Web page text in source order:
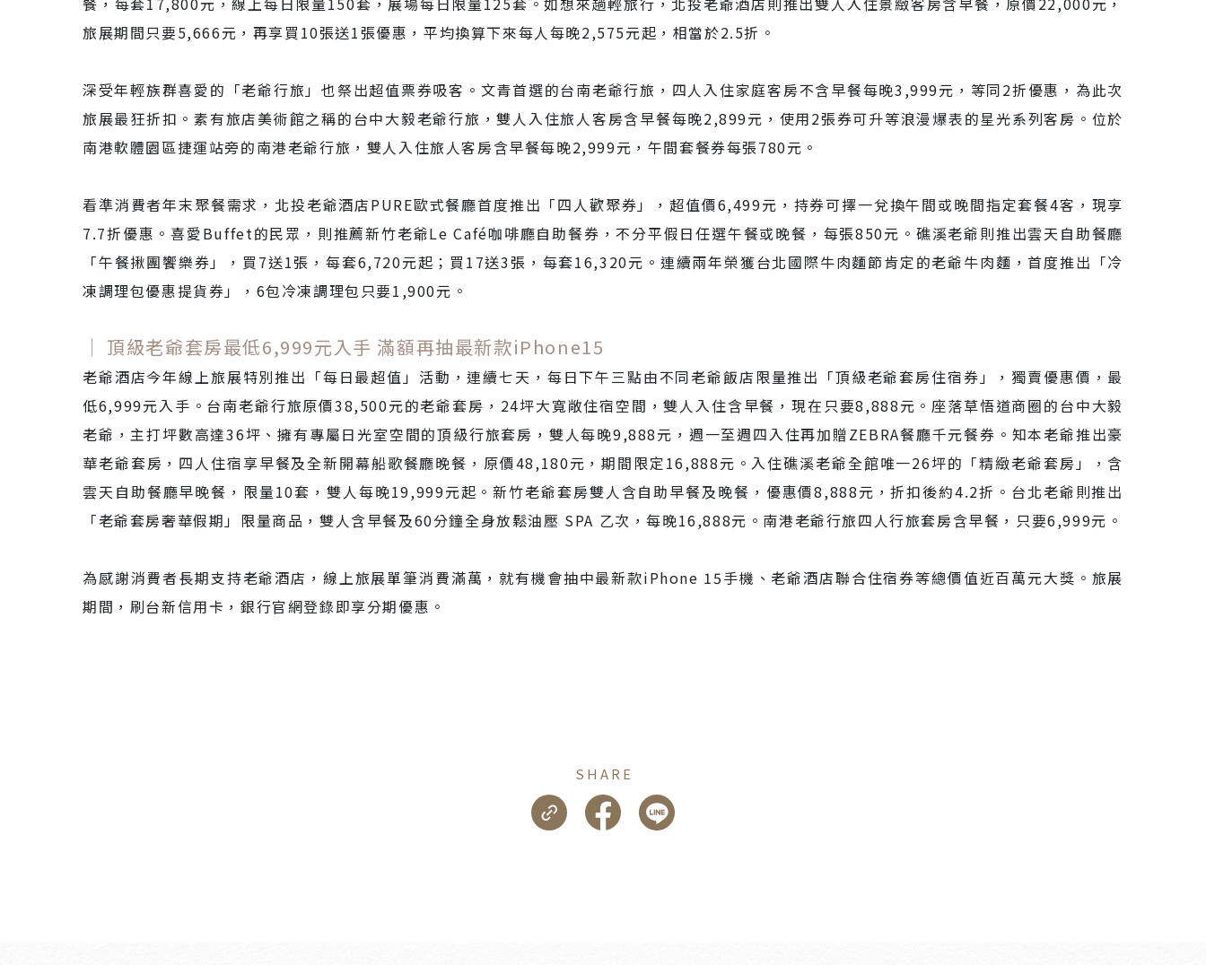
旅展期間只要5,666元，再享買10張送1張優惠，平均換算下來每人每晚2,575元起，相當於2.5折。
深受年輕族群喜愛的「老爺行旅」也祭出超值票券吸客。文青首選的台南老爺行旅，四人入住家庭客房不含早餐每晚3,999元，等同2折優惠，為此次
旅展最狂折扣。素有旅店美術館之稱的台中大毅老爺行旅，雙人入住旅人客房含早餐每晚2,899元，使用2張券可升等浪漫爆表的星光系列客房。位於
南港軟體園區捷運站旁的南港老爺行旅，雙人入住旅人客房含早餐每晚2,999元，午間套餐券每張780元。
看準消費者年末聚餐需求，北投老爺酒店PURE歐式餐廳首度推出「四人歡聚券」，超值價6,499元，持券可擇一兌換午間或晚間指定套餐4客，現享
7.7折優惠。喜愛Buffet的民眾，則推薦新竹老爺Le Café咖啡廳自助餐券，不分平假日任選午餐或晚餐，每張850元。礁溪老爺則推出雲天自助餐廳
「午餐揪團饗樂券」，買7送1張，每套6,720元起；買17送3張，每套16,320元。連續兩年榮獲台北國際牛肉麵節肯定的老爺牛肉麵，首度推出「冷
凍調理包優惠提貨券」，6包冷凍調理包只要1,900元。
｜ 頂級老爺套房最低6,999元入手 滿額再抽最新款iPhone15
老爺酒店今年線上旅展特別推出「每日最超值」活動，連續七天，每日下午三點由不同老爺飯店限量推出「頂級老爺套房住宿券」，獨賣優惠價，最
低6,999元入手。台南老爺行旅原價38,500元的老爺套房，24坪大寬敞住宿空間，雙人入住含早餐，現在只要8,888元。座落草悟道商圈的台中大毅
老爺，主打坪數高達36坪、擁有專屬日光室空間的頂級行旅套房，雙人每晚9,888元，週一至週四入住再加贈ZEBRA餐廳千元餐券。知本老爺推出豪
華老爺套房，四人住宿享早餐及全新開幕船歌餐廳晚餐，原價48,180元，期間限定16,888元。入住礁溪老爺全館唯一26坪的「精緻老爺套房」，含
雲天自助餐廳早晚餐，限量10套，雙人每晚19,999元起。新竹老爺套房雙人含自助早餐及晚餐，優惠價8,888元，折扣後約4.2折。台北老爺則推出
「老爺套房奢華假期」限量商品，雙人含早餐及60分鐘全身放鬆油壓 SPA 乙次，每晚16,888元。南港老爺行旅四人行旅套房含早餐，只要6,999元。
為感謝消費者長期支持老爺酒店，線上旅展單筆消費滿萬，就有機會抽中最新款iPhone 15手機、老爺酒店聯合住宿券等總價值近百萬元大獎。旅展
期間，刷台新信用卡，銀行官網登錄即享分期優惠。
SHARE